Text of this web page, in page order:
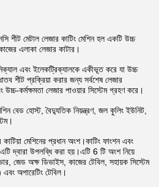
শীট মেটাল লেজার কাটিং মেশিন হল একটি উচ্চ
এলাকা লেজার কাটার।
এবং ইলেকট্রিক্যালকে একীভূত করে যা উচ্চ
শীট প্রক্রিয়া করার জন্য সর্বশেষ লেজার
কর্মক্ষমতা লেজার পাওয়ার সিস্টেম গ্রহণ করে।
বেড হোস্ট, বৈদ্যুতিক নিয়ন্ত্রণ, জল কুলিং ইউনিট,
মেশিনের প্রধান অংশ।কাটিং ফাংশন এবং
এটি দ্বারা উপলব্ধি করা হয়।এটি 6 টি অংশ নিয়ে
জেড অক্ষ ডিভাইস, কাজের টেবিল, সহায়ক সিস্টেম
অপারেটিং টেবিল।